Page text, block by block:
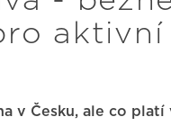
aktivní
v Česku, ale co